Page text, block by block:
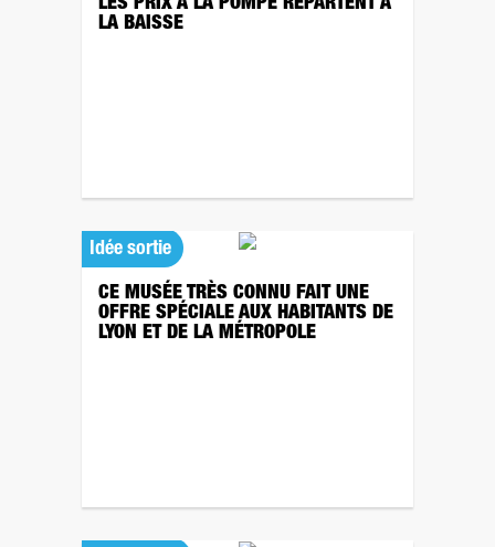
LES PRIX À LA POMPE REPARTENT À
LA BAISSE
Idée sortie
CE MUSÉE TRÈS CONNU FAIT UNE
OFFRE SPÉCIALE AUX HABITANTS DE
LYON ET DE LA MÉTROPOLE